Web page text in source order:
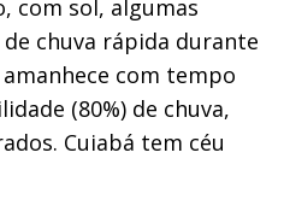
com sol, algumas
chuva rápida durante
com tempo
(80%) de chuva,
Cuiabá tem céu